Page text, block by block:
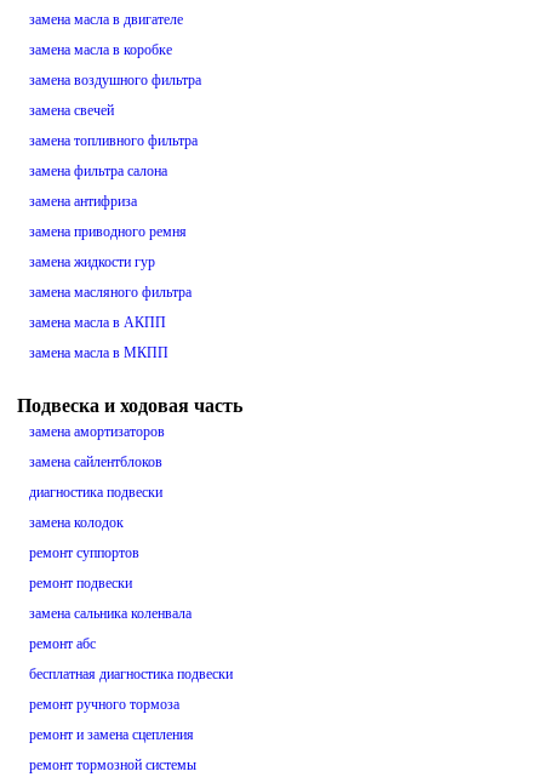
замена масла в двигателе
замена масла в коробке
замена воздушного фильтра
замена свечей
замена топливного фильтра
замена фильтра салона
замена антифриза
замена приводного ремня
замена жидкости гур
замена масляного фильтра
замена масла в АКПП
замена масла в МКПП
Подвеска и ходовая часть
замена амортизаторов
замена сайлентблоков
диагностика подвески
замена колодок
ремонт суппортов
ремонт подвески
замена сальника коленвала
ремонт абс
бесплатная диагностика подвески
ремонт ручного тормоза
ремонт и замена сцепления
ремонт тормозной системы